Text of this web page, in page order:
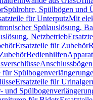
Spülrohre, Spülbögen und
für UnterputzMit
Spülauslösung,
Netzbetrieb
Ersatzteile für Zubehör
Bedienhilfen
Anschlussbögen
für
Ersatzteile für
und